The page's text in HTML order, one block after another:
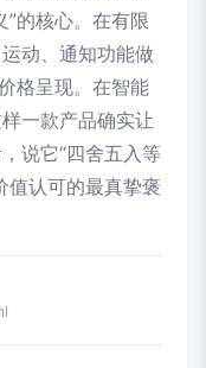
的核心。在有限
动、通知功能做
格呈现。在智能
一款产品确实让
说它“四舍五入等
值认可的最真挚褒